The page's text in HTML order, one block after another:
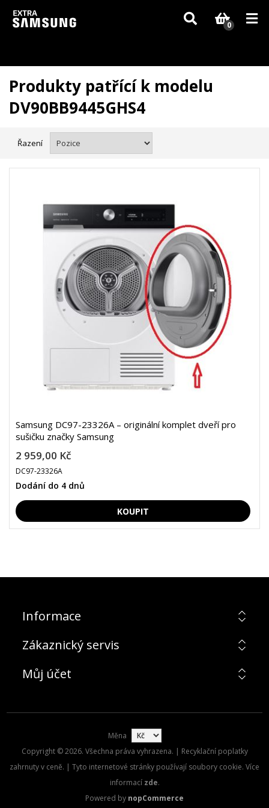
Vzhledem k aktuální situaci se může dodání dílů, které nejsou skladem,
zpozdit. Děkujeme za pochopení.
0
Produkty patřící k modelu
DV90BB9445GHS4
Řazení
Samsung DC97-23326A – originální komplet dveří pro
sušičku značky Samsung
2 959,00 Kč
DC97-23326A
Dodání do 4 dnů
Informace
Zákaznický servis
Můj účet
Měna
Copyright © 2026. Všechna práva vyhrazena. | Recyklační poplatky
zahrnuty v ceně. | Tyto internetové stránky používají soubory cookie. Více
informací zde.
Powered by nopCommerce